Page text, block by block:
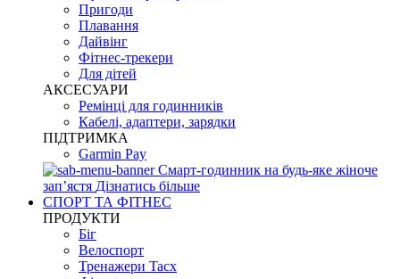
Пригоди
Плавання
Дайвінг
Фітнес-трекери
Для дітей
АКСЕСУАРИ
Ремінці для годинників
Кабелі, адаптери, зарядки
ПІДТРИМКА
Garmin Pay
Смарт-годинник на будь-яке жіноче
запʼястя Дізнатись більше
СПОРТ ТА ФІТНЕС
ПРОДУКТИ
Біг
Велоспорт
Тренажери Tacx